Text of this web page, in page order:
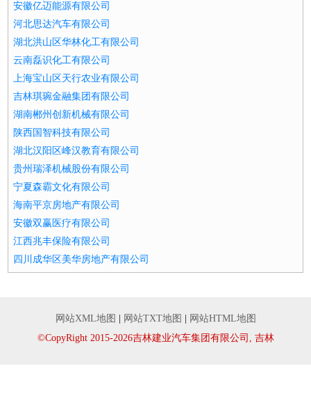
安徽亿迈能源有限公司
河北思达汽车有限公司
湖北洪山区华林化工有限公司
云南磊识化工有限公司
上海宝山区天行农业有限公司
吉林琪琬金融集团有限公司
湖南郴州创新机械有限公司
陕西国智科技有限公司
湖北汉阳区峰汉教育有限公司
贵州瑞泽机械股份有限公司
宁夏森霸文化有限公司
海南平京房地产有限公司
安徽双赢医疗有限公司
江西兆丰保险有限公司
四川成华区美华房地产有限公司
网站XML地图 网站TXT地图
网站HTML地图
©CopyRight 2015-2026吉林建业汽车集团有限公司, 吉林